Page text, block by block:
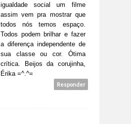
igualdade social um filme
assim vem pra mostrar que
todos nós temos espaço.
Todos podem brilhar e fazer
a diferença independente de
sua classe ou cor. Ótima
crítica. Beijos da corujinha,
Érika =^.^=
Responder